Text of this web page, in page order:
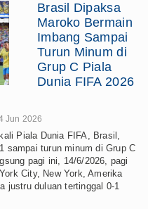
Brasil Dipaksa
Maroko Bermain
Imbang Sampai
Turun Minum di
Grup C Piala
Dunia FIFA 2026
Jun 2026
Piala Dunia FIFA, Brasil,
sampai turun minum di Grup C
pagi ini, 14/6/2026, pagi
City, New York, Amerika
justru duluan tertinggal 0-1